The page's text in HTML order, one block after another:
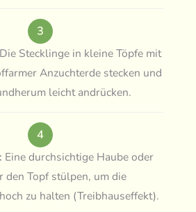
3
Die Stecklinge in kleine Töpfe mit
Anzuchterde stecken und
leicht andrücken.
4
Eine durchsichtige Haube oder
den Topf stülpen, um die
zu halten (Treibhauseffekt).